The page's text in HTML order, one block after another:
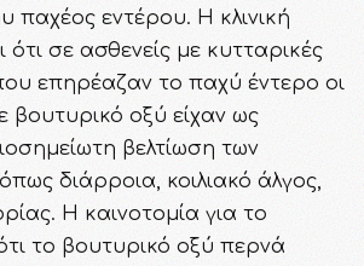
παχέος εντέρου. Η κλινική
ότι σε ασθενείς με κυτταρικές
επηρέαζαν το παχύ έντερο οι
βουτυρικό οξύ είχαν ως
βελτίωση των
διάρροια, κοιλιακό άλγος,
Η καινοτομία για το
το βουτυρικό οξύ περνά